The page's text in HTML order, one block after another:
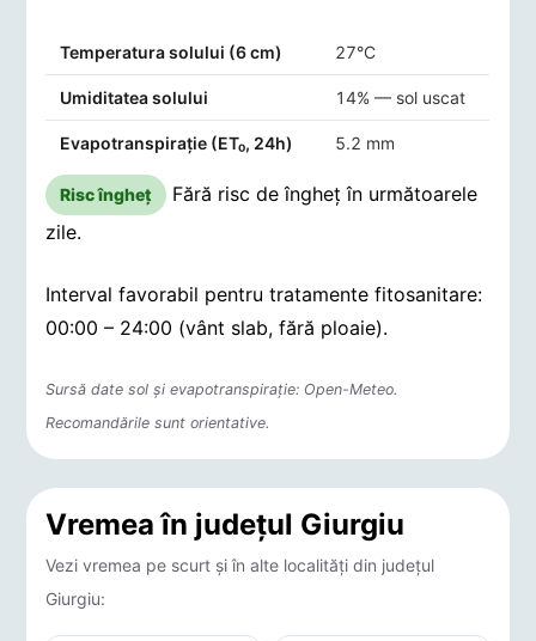
Indicatori agro-meteorologici pentru Popeşti
Temperatura solului (6 cm) 27°C
Umiditatea solului 14% — sol uscat
Evapotranspirație (ET₀, 24h) 5.2 mm
Risc îngheț
Fără risc de îngheț în următoarele
zile.
Interval favorabil pentru tratamente fitosanitare:
00:00 – 24:00 (vânt slab, fără ploaie).
Sursă date sol și evapotranspirație: Open-Meteo.
Recomandările sunt orientative.
Vremea în județul Giurgiu
Vezi vremea pe scurt și în alte localități din județul
Giurgiu: